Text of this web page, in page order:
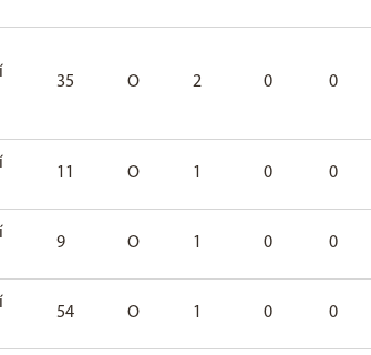
35 O 2 0 0
11 O 1 0 0
9 O 1 0 0
54 O 1 0 0